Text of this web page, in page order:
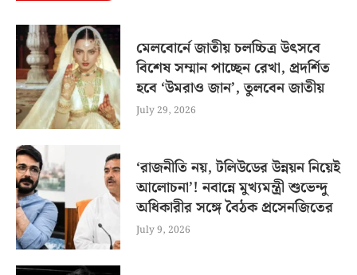
মেলবোর্নে জাতীয় চলচ্চিত্র উৎসবে
বিশেষ সম্মান পাচ্ছেন রেখা, প্রদর্শিত
হবে ‘উমরাও জান’, তুলবেন জাতীয়
July 29, 2026
‘রাজনীতি নয়, টলিউডের উন্নয়ন নিয়েই
আলোচনা’! নবান্নে মুখ্যমন্ত্রী শুভেন্দু
অধিকারীর সঙ্গে বৈঠক প্রসেনজিতের
July 9, 2026